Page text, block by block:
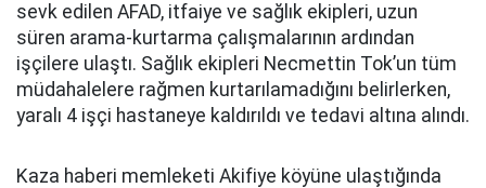
sevk edilen AFAD, itfaiye ve sağlık ekipleri, uzun
süren arama-kurtarma çalışmalarının ardından
işçilere ulaştı. Sağlık ekipleri Necmettin Tok’un tüm
müdahalelere rağmen kurtarılamadığını belirlerken,
yaralı 4 işçi hastaneye kaldırıldı ve tedavi altına alındı.
Kaza haberi memleketi Akifiye köyüne ulaştığında